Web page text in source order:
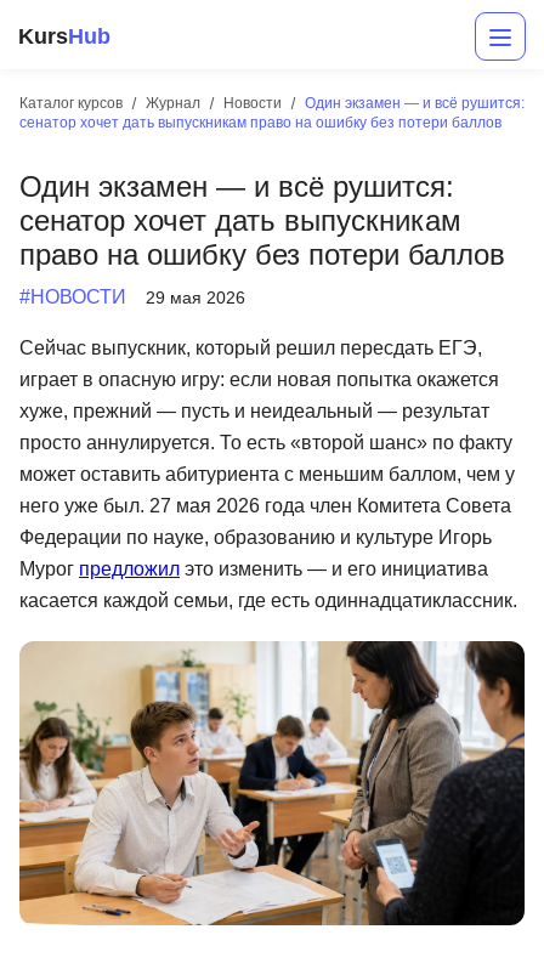
KursHub
Каталог курсов Журнал Новости
Один экзамен — и всё рушится:
сенатор хочет дать выпускникам право на ошибку без потери баллов
Один экзамен — и всё рушится:
сенатор хочет дать выпускникам
право на ошибку без потери баллов
#НОВОСТИ 29 мая 2026
Сейчас выпускник, который решил пересдать ЕГЭ,
играет в опасную игру: если новая попытка окажется
хуже, прежний — пусть и неидеальный — результат
просто аннулируется. То есть «второй шанс» по факту
может оставить абитуриента с меньшим баллом, чем у
него уже был. 27 мая 2026 года член Комитета Совета
Федерации по науке, образованию и культуре Игорь
Мурог предложил это изменить — и его инициатива
касается каждой семьи, где есть одиннадцатиклассник.
Разработка
Маркетинг
Аналитика
Менеджмент
Иностранные языки
Детям
Акции и промокоды
Рейтинг онлайн-школ